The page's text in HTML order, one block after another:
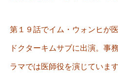
第１９話でイム・ウォンヒが
ドクターキムサブに出演。事
ラマでは医師役を演じていま